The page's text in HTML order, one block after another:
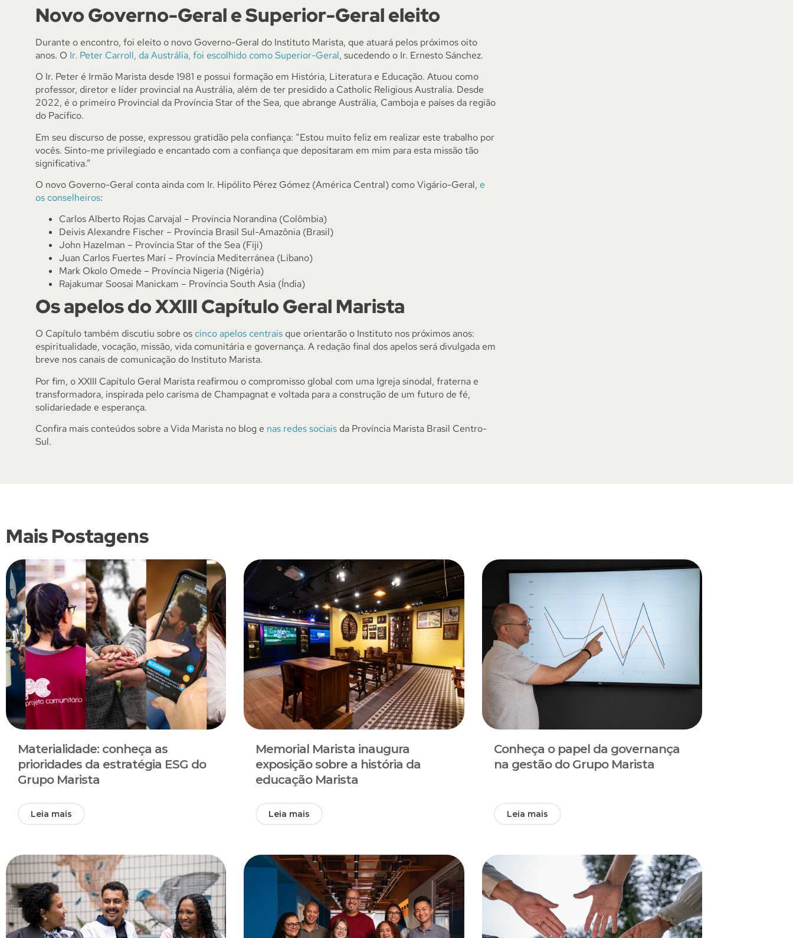
Novo Governo-Geral e Superior-Geral eleito
Durante o encontro, foi eleito o novo Governo-Geral do Instituto Marista, que atuará pelos próximos oito
anos. O Ir. Peter Carroll, da Austrália, foi escolhido como Superior-Geral, sucedendo o Ir. Ernesto Sánchez.
O Ir. Peter é Irmão Marista desde 1981 e possui formação em História, Literatura e Educação. Atuou como
professor, diretor e líder provincial na Austrália, além de ter presidido a Catholic Religious Australia. Desde
2022, é o primeiro Provincial da Província Star of the Sea, que abrange Austrália, Camboja e países da região
do Pacífico.
Em seu discurso de posse, expressou gratidão pela confiança: “Estou muito feliz em realizar este trabalho por
vocês. Sinto-me privilegiado e encantado com a confiança que depositaram em mim para esta missão tão
significativa.”
O novo Governo-Geral conta ainda com Ir. Hipólito Pérez Gómez (América Central) como Vigário-Geral, e
os conselheiros:
Carlos Alberto Rojas Carvajal – Província Norandina (Colômbia)
Deivis Alexandre Fischer – Província Brasil Sul-Amazônia (Brasil)
John Hazelman – Província Star of the Sea (Fiji)
Juan Carlos Fuertes Marí – Província Mediterránea (Líbano)
Mark Okolo Omede – Província Nigeria (Nigéria)
Rajakumar Soosai Manickam – Província South Asia (Índia)
Os apelos do XXIII Capítulo Geral Marista
O Capítulo também discutiu sobre os cinco apelos centrais que orientarão o Instituto nos próximos anos:
espiritualidade, vocação, missão, vida comunitária e governança. A redação final dos apelos será divulgada em
breve nos canais de comunicação do Instituto Marista.
Por fim, o XXIII Capítulo Geral Marista reafirmou o compromisso global com uma Igreja sinodal, fraterna e
transformadora, inspirada pelo carisma de Champagnat e voltada para a construção de um futuro de fé,
solidariedade e esperança.
Confira mais conteúdos sobre a Vida Marista no blog e nas redes sociais da Província Marista Brasil Centro-
Sul.
Mais Postagens
Materialidade: conheça as
prioridades da estratégia ESG do
Grupo Marista
Leia mais
Memorial Marista inaugura
exposição sobre a história da
educação Marista
Leia mais
Conheça o papel da governança
na gestão do Grupo Marista
Leia mais